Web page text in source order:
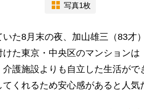
写真1枚
た8月末の夜、加山雄三（83才
た東京・中央区のマンションは
護施設よりも自立した生活がで
くれるため安心感があると人気